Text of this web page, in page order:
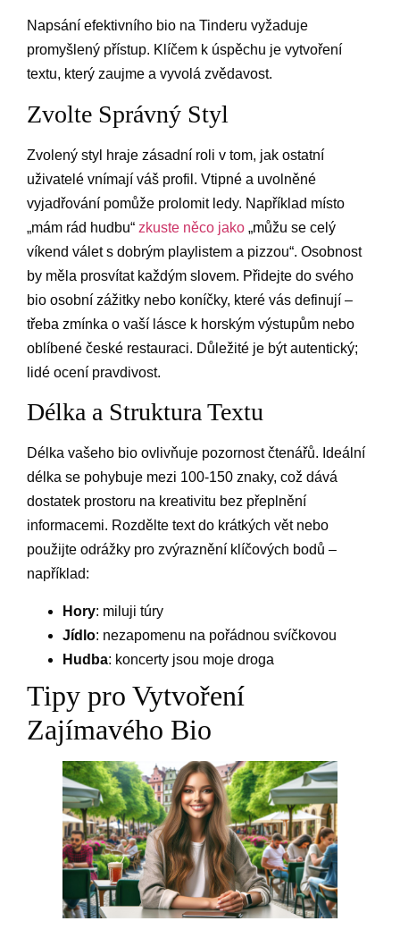
Napsání efektivního bio na Tinderu vyžaduje
promyšlený přístup. Klíčem k úspěchu je vytvoření
textu, který zaujme a vyvolá zvědavost.
Zvolte Správný Styl
Zvolený styl hraje zásadní roli v tom, jak ostatní
uživatelé vnímají váš profil. Vtipné a uvolněné
vyjadřování pomůže prolomit ledy. Například místo
„mám rád hudbu“ zkuste něco jako „můžu se celý
víkend válet s dobrým playlistem a pizzou“. Osobnost
by měla prosvítat každým slovem. Přidejte do svého
bio osobní zážitky nebo koníčky, které vás definují –
třeba zmínka o vaší lásce k horským výstupům nebo
oblíbené české restauraci. Důležité je být autentický;
lidé ocení pravdivost.
Délka a Struktura Textu
Délka vašeho bio ovlivňuje pozornost čtenářů. Ideální
délka se pohybuje mezi 100-150 znaky, což dává
dostatek prostoru na kreativitu bez přeplnění
informacemi. Rozdělte text do krátkých vět nebo
použijte odrážky pro zvýraznění klíčových bodů –
například:
Hory: miluji túry
Jídlo: nezapomenu na pořádnou svíčkovou
Hudba: koncerty jsou moje droga
Tipy pro Vytvoření
Zajímavého Bio